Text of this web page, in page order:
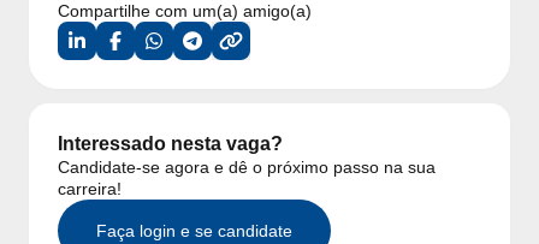
Compartilhe com um(a) amigo(a)
Interessado nesta vaga?
Candidate-se agora e dê o próximo passo na sua
carreira!
Faça login e se candidate